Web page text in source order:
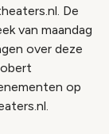
De
van maandag
over deze
op